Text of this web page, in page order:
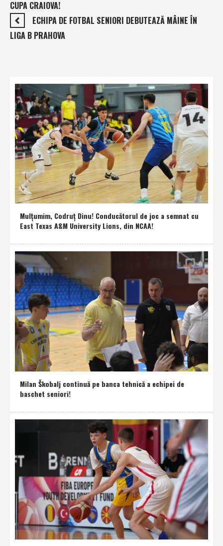
CUPA CRAIOVA!
ECHIPA DE FOTBAL SENIORI DEBUTEAZĂ MÂINE ÎN
LIGA B PRAHOVA
Mulţumim, Codruţ Dinu! Conducătorul de joc a semnat cu
East Texas A&M University Lions, din NCAA!
Milan Škobalj continuă pe banca tehnică a echipei de
baschet seniori!